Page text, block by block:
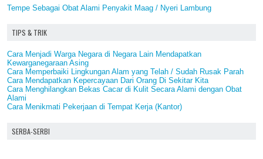
Tempe Sebagai Obat Alami Penyakit Maag / Nyeri Lambung
TIPS & TRIK
Cara Menjadi Warga Negara di Negara Lain Mendapatkan
Kewarganegaraan Asing
Cara Memperbaiki Lingkungan Alam yang Telah / Sudah Rusak Parah
Cara Mendapatkan Kepercayaan Dari Orang Di Sekitar Kita
Cara Menghilangkan Bekas Cacar di Kulit Secara Alami dengan Obat
Alami
Cara Menikmati Pekerjaan di Tempat Kerja (Kantor)
SERBA-SERBI